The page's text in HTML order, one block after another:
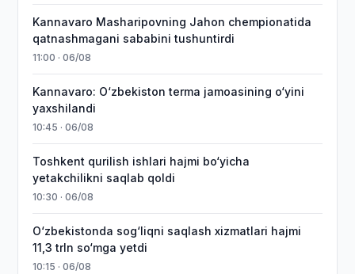
Kannavaro Masharipovning Jahon chempionatida
qatnashmagani sababini tushuntirdi
11:00 · 06/08
Kannavaro: O‘zbekiston terma jamoasining o‘yini
yaxshilandi
10:45 · 06/08
Toshkent qurilish ishlari hajmi bo‘yicha
yetakchilikni saqlab qoldi
10:30 · 06/08
O‘zbekistonda sog‘liqni saqlash xizmatlari hajmi
11,3 trln so‘mga yetdi
10:15 · 06/08